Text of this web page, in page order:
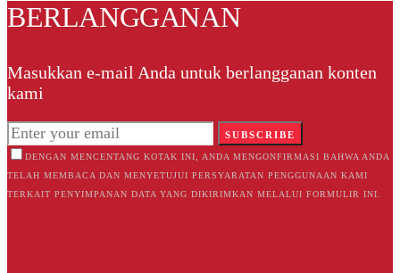
BERLANGGANAN
Masukkan e-mail Anda untuk berlangganan konten
kami
SUBSCRIBE
DENGAN MENCENTANG KOTAK INI, ANDA MENGONFIRMASI BAHWA ANDA
TELAH MEMBACA DAN MENYETUJUI PERSYARATAN PENGGUNAAN KAMI
TERKAIT PENYIMPANAN DATA YANG DIKIRIMKAN MELALUI FORMULIR INI.